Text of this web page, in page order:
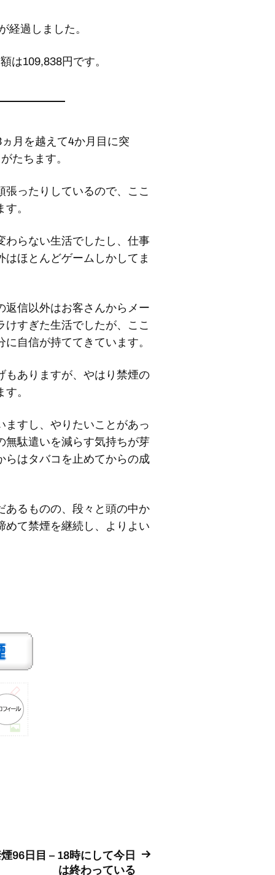
経過しました。
は109,838円です。
月を越えて4か月目に突
たちます。
ったりしているので、ここ
。
わらない生活でしたし、仕事
ほとんどゲームしかしてま
返信以外はお客さんからメー
すぎた生活でしたが、ここ
自信が持ててきています。
もありますが、やはり禁煙の
。
ますし、やりたいことがあっ
無駄遣いを減らす気持ちが芽
らはタバコを止めてからの成
あるものの、段々と頭の中か
めて禁煙を継続し、よりよい
96日目 – 18時にして今日
は終わっている